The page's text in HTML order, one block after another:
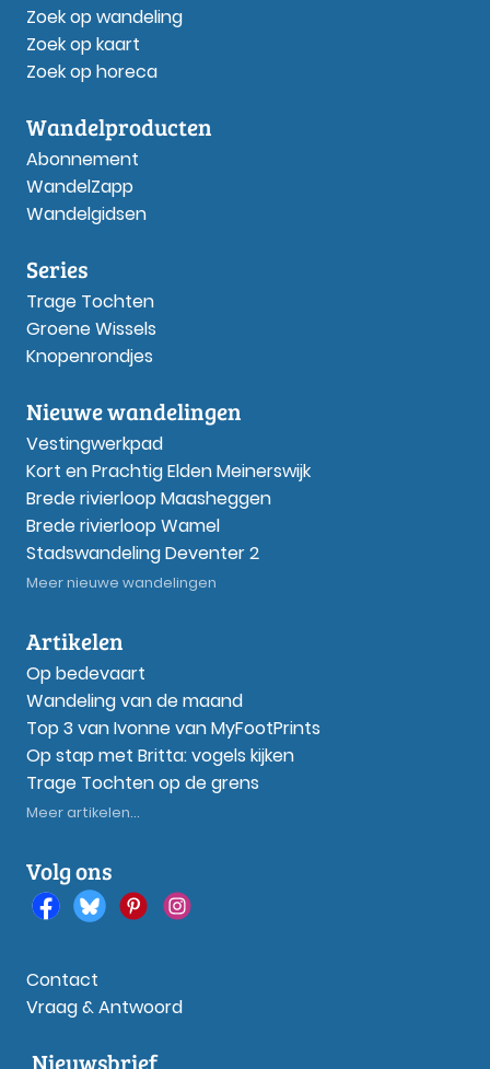
Zoek op wandeling
Zoek op kaart
Zoek op horeca
Wandelproducten
Abonnement
WandelZapp
Wandelgidsen
Series
Trage Tochten
Groene Wissels
Knopenrondjes
Nieuwe wandelingen
Vestingwerkpad
Kort en Prachtig Elden Meinerswijk
Brede rivierloop Maasheggen
Brede rivierloop Wamel
Stadswandeling Deventer 2
Meer nieuwe wandelingen
Artikelen
Op bedevaart
Wandeling van de maand
Top 3 van Ivonne van MyFootPrints
Op stap met Britta: vogels kijken
Trage Tochten op de grens
Meer artikelen...
Volg ons
Contact
Vraag & Antwoord
Nieuwsbrief